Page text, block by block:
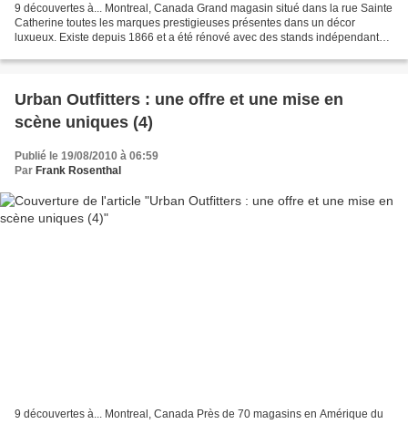
9 découvertes à... Montreal, Canada Grand magasin situé dans la rue Sainte
Catherine toutes les marques prestigieuses présentes dans un décor
luxueux. Existe depuis 1866 et a été rénové avec des stands indépendants,
Urban Outfitters : une offre et une mise en
scène uniques (4)
Publié le 19/08/2010 à 06:59
Par Frank Rosenthal
9 découvertes à... Montreal, Canada Près de 70 magasins en Amérique du